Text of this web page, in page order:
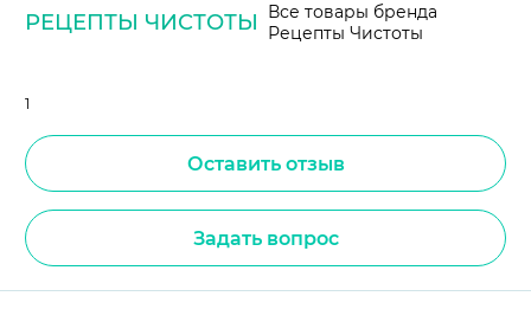
РЕЦЕПТЫ ЧИСТОТЫ
Все товары бренда
Рецепты Чистоты
1
Оставить отзыв
Задать вопрос